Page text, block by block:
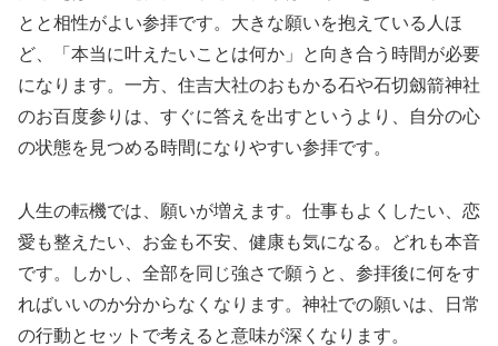
とと相性がよい参拝です。大きな願いを抱えている人ほ
ど、「本当に叶えたいことは何か」と向き合う時間が必要
になります。一方、住吉大社のおもかる石や石切劔箭神社
のお百度参りは、すぐに答えを出すというより、自分の心
の状態を見つめる時間になりやすい参拝です。
人生の転機では、願いが増えます。仕事もよくしたい、恋
愛も整えたい、お金も不安、健康も気になる。どれも本音
です。しかし、全部を同じ強さで願うと、参拝後に何をす
ればいいのか分からなくなります。神社での願いは、日常
の行動とセットで考えると意味が深くなります。